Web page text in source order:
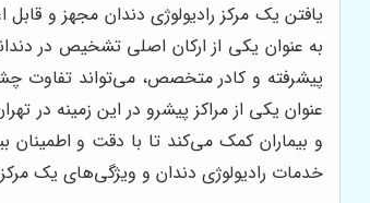
یافتن یک مرکز رادیولوژی دندان مجهز و
به عنوان یکی از ارکان اصلی تشخیص در
پیشرفته و کادر متخصص، می‌تواند تفاوت
و بیماران کمک می‌کند تا با دقت و اطمینان
خدمات رادیولوژی دندان و ویژگی‌های یک مرکز